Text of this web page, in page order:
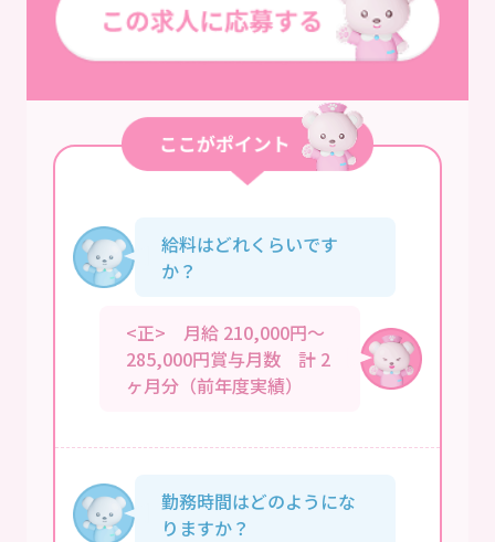
給料はどれくらいです
か？
<正> 月給 210,000円～
285,000円賞与月数 計 2
ヶ月分（前年度実績）
勤務時間はどのようにな
りますか？